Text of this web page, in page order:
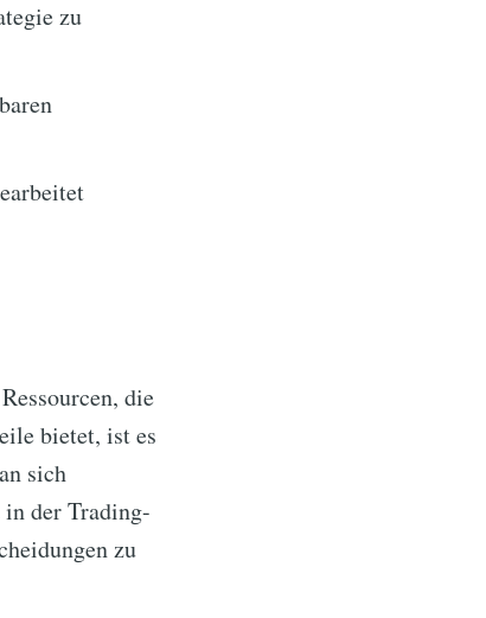
zu
die
bietet, ist es
sich
der Trading-
zu